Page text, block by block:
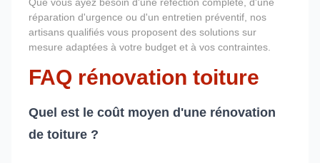
réparation d'urgence ou d'un entretien préventif, nos
artisans qualifiés vous proposent des solutions sur
mesure adaptées à votre budget et à vos contraintes.
FAQ rénovation toiture
Quel est le coût moyen d'une rénovation
de toiture ?